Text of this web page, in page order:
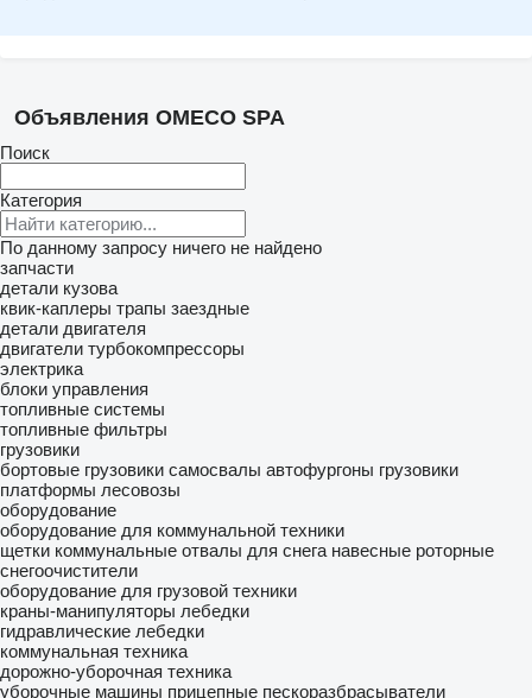
Объявления OMECO SPA
Поиск
Категория
По данному запросу ничего не найдено
запчасти
детали кузова
квик-каплеры трапы заездные
детали двигателя
двигатели турбокомпрессоры
электрика
блоки управления
топливные системы
топливные фильтры
грузовики
бортовые грузовики самосвалы автофургоны грузовики
платформы лесовозы
оборудование
оборудование для коммунальной техники
щетки коммунальные отвалы для снега навесные роторные
снегоочистители
оборудование для грузовой техники
краны-манипуляторы лебедки
гидравлические лебедки
коммунальная техника
дорожно-уборочная техника
уборочные машины прицепные пескоразбрасыватели